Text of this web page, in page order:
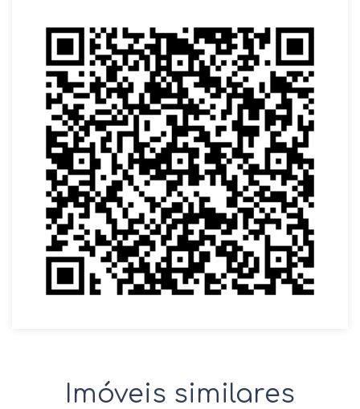
Imóveis similares